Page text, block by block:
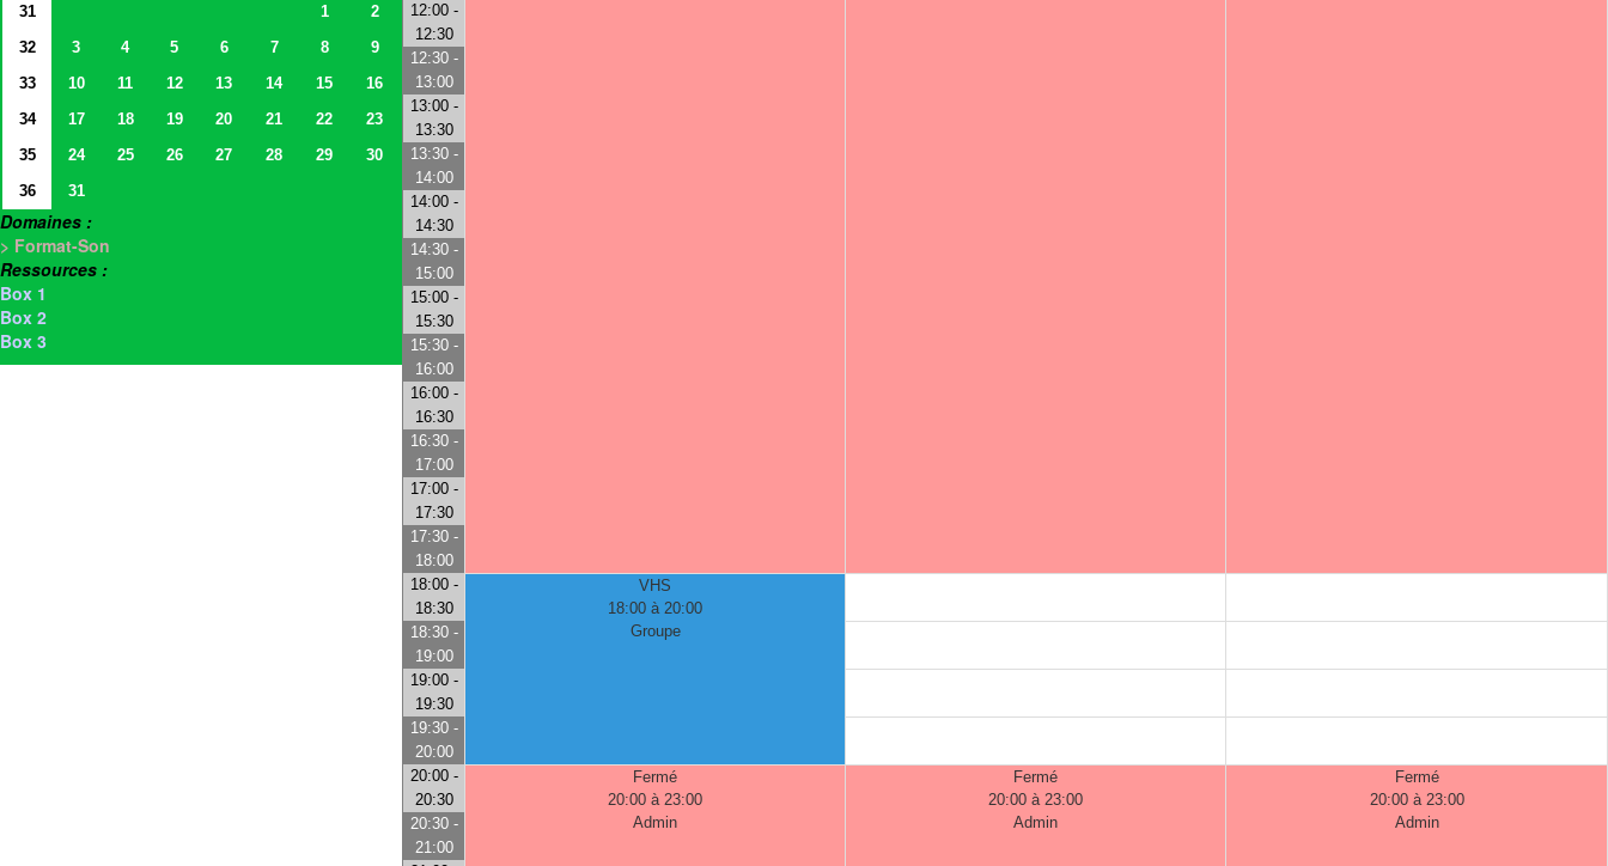
31
1
2
32
3 4 5 6 7 8
9
33
10 11 12 13 14 15
16
34
17 18 19 20 21 22
23
35
24 25 26 27 28 29
30
36
31
Domaines :
> Format-Son
Ressources :
Box 1
Box 2
Box 3
12:00 -
12:30
12:30 -
13:00
13:00 -
13:30
13:30 -
14:00
14:00 -
14:30
14:30 -
15:00
15:00 -
15:30
15:30 -
16:00
16:00 -
16:30
16:30 -
17:00
17:00 -
17:30
17:30 -
18:00
18:00 -
18:30
VHS
18:00 à 20:00
Groupe
18:30 -
19:00
19:00 -
19:30
19:30 -
20:00
20:00 -
20:30
Fermé
20:00 à 23:00
Admin
Fermé
20:00 à 23:00
Admin
Fermé
20:00 à 23:00
Admin
20:30 -
21:00